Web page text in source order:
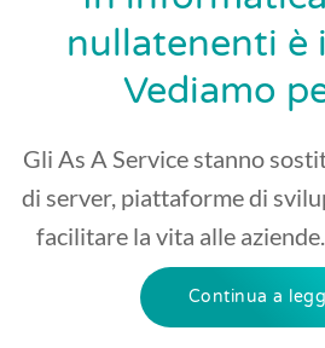
nullatenenti è
Vediamo
Gli As A Service stanno
di server, piattaforme di
facilitare la vita alle
Continua a